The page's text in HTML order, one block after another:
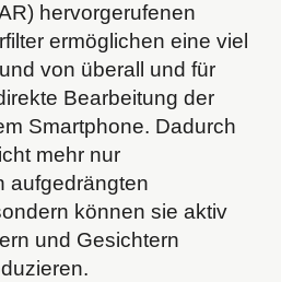
hervorgerufenen
ermöglichen eine viel
von überall und für
Bearbeitung der
Smartphone. Dadurch
mehr nur
aufgedrängten
können sie aktiv
und Gesichtern